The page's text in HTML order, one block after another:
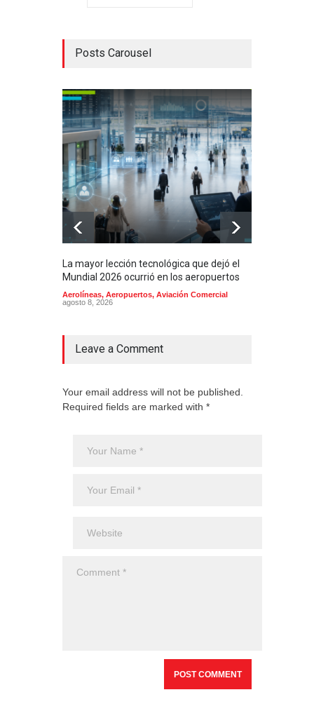
Posts Carousel
La mayor lección tecnológica que dejó el
Mundial 2026 ocurrió en los aeropuertos
Aerolíneas, Aeropuertos, Aviación Comercial
agosto 8, 2026
Leave a Comment
Your email address will not be published.
Required fields are marked with *